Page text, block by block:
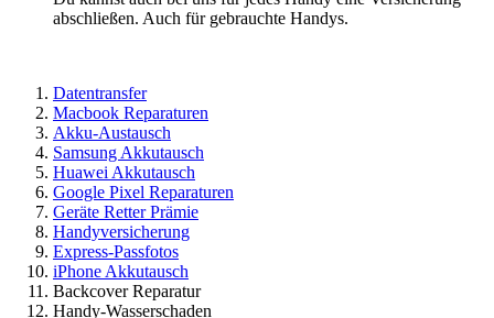
abschließen. Auch für gebrauchte Handys.
Datentransfer
Macbook Reparaturen
Akku-Austausch
Samsung Akkutausch
Huawei Akkutausch
Google Pixel Reparaturen
Geräte Retter Prämie
Handyversicherung
Express-Passfotos
iPhone Akkutausch
Backcover Reparatur
Handy-Wasserschaden